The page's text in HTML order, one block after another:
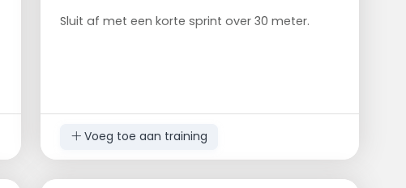
Sluit af met een korte sprint over 30 meter.
Voeg toe aan training